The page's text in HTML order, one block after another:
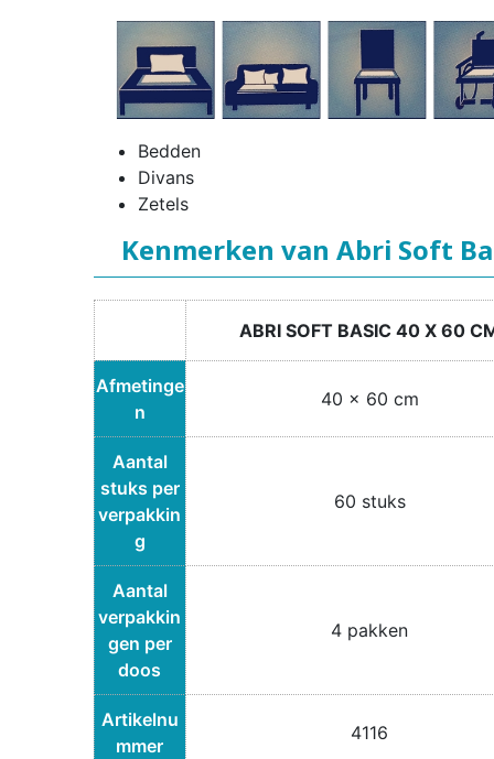
Bedden
Divans
Zetels
Kenmerken van Abri Soft
ABRI SOFT BASIC 40 X 60
Afmetinge
n
40 x 60 cm
Aantal
stuks per
verpakkin
g
60 stuks
Aantal
verpakkin
gen per
doos
4 pakken
Artikelnu
mmer
4116